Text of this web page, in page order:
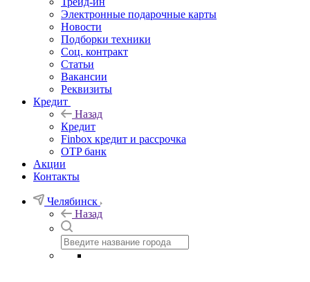
Электронные подарочные карты
Новости
Подборки техники
Соц. контракт
Статьи
Вакансии
Реквизиты
Кредит
Назад
Кредит
Finbox кредит и рассрочка
OTP банк
Акции
Контакты
Челябинск
Назад